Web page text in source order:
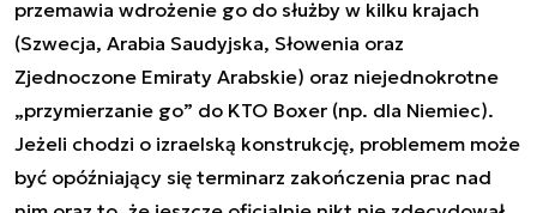
przemawia wdrożenie go do służby w kilku krajach
(Szwecja, Arabia Saudyjska, Słowenia oraz
Zjednoczone Emiraty Arabskie) oraz niejednokrotne
„przymierzanie go” do KTO Boxer (np. dla Niemiec).
Jeżeli chodzi o izraelską konstrukcję, problemem może
być opóźniający się terminarz zakończenia prac nad